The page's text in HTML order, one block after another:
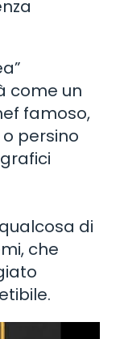
come un
famoso,
persino
di
che